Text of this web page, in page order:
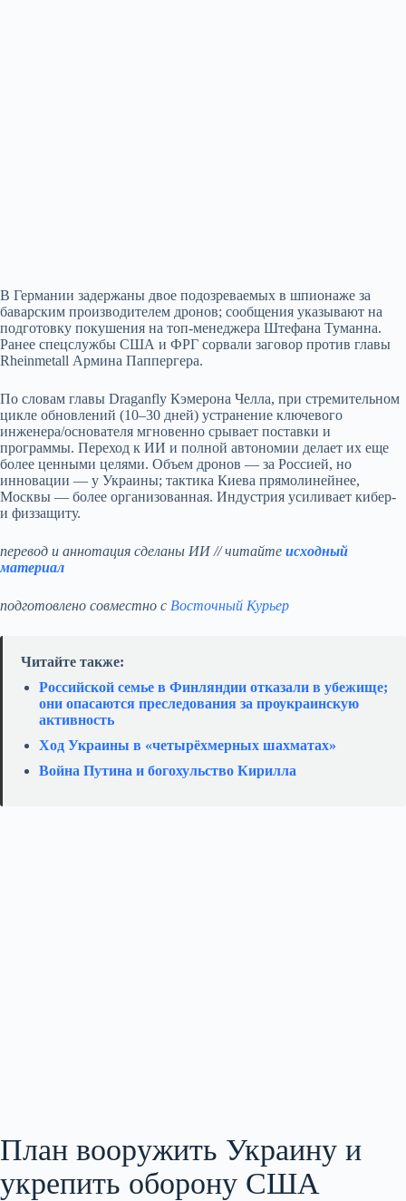
В Германии задержаны двое подозреваемых в шпионаже за
баварским производителем дронов; сообщения указывают на
подготовку покушения на топ-менеджера Штефана Туманна.
Ранее спецслужбы США и ФРГ сорвали заговор против главы
Rheinmetall Армина Паппергера.
По словам главы Draganfly Кэмерона Челла, при стремительном
цикле обновлений (10–30 дней) устранение ключевого
инженера/основателя мгновенно срывает поставки и
программы. Переход к ИИ и полной автономии делает их еще
более ценными целями. Объем дронов — за Россией, но
инновации — у Украины; тактика Киева прямолинейнее,
Москвы — более организованная. Индустрия усиливает кибер-
и физзащиту.
перевод и аннотация сделаны ИИ // читайте исходный
материал
подготовлено совместно с Восточный Курьер
Читайте также:
Российской семье в Финляндии отказали в убежище;
они опасаются преследования за проукраинскую
активность
Ход Украины в «четырёхмерных шахматах»
Война Путина и богохульство Кирилла
План вооружить Украину и
укрепить оборону США